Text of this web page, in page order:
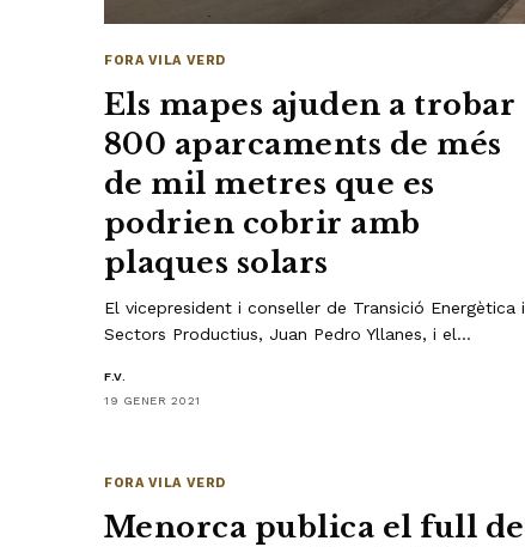
FORA VILA VERD
Els mapes ajuden a trobar
800 aparcaments de més
de mil metres que es
podrien cobrir amb
plaques solars
El vicepresident i conseller de Transició Energètica i
Sectors Productius, Juan Pedro Yllanes, i el…
F.V.
19 GENER 2021
FORA VILA VERD
Menorca publica el full de